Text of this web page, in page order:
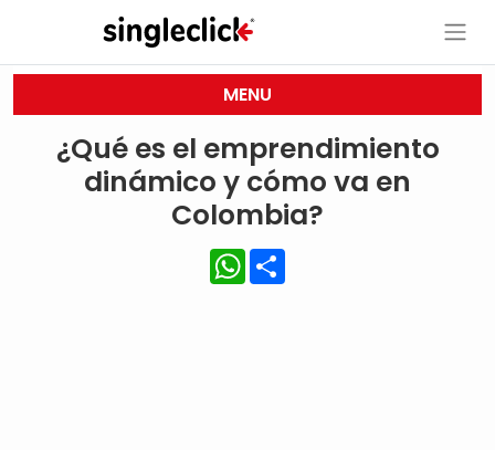
MENU
¿Qué es el emprendimiento
dinámico y cómo va en
Colombia?
WhatsApp